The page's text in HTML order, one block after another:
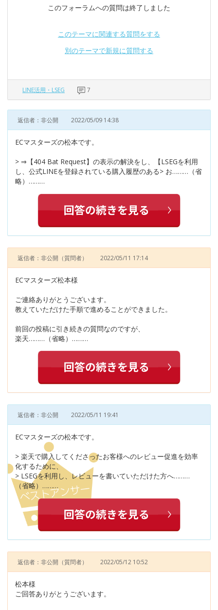
このフォーラムへの質問は終了しました
このテーマに関連する質問をする
別のテーマで新規に質問する
LINE活用・LSEG 7
返信者：非公開 2022/05/09 14:38
ECマスターズの松本です。
> ⇒【404 Bat Request】の表示の解決をし、【LSEGを利用
し、公式LINEを登録されている購入履歴のある> お………（省
略）………
返信者：非公開 （質問者） 2022/05/11 17:14
ECマスターズ松本様
ご連絡ありがとうございます。
教えていただけた手順で進めることができました。
前回の投稿に引き続きの質問なのですが、
楽天………（省略）………
返信者：非公開 2022/05/11 19:41
ECマスターズの松本です。
> 楽天で購入してくださったお客様へのレビュー促進を効率
化するために、
> LSEGを利用し、レビューを書いていただけた方へ………
（省略）………
返信者：非公開 （質問者） 2022/05/12 10:52
松本様
ご回答ありがとうございます。